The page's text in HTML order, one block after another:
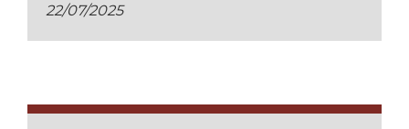
22/07/2025